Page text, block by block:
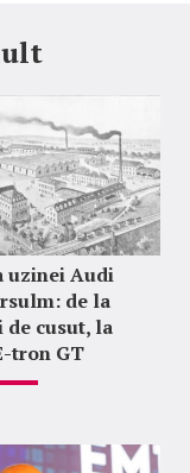
uzinei Audi
de la
de cusut, la
tron GT